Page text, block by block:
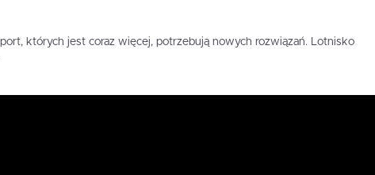
których jest coraz więcej, potrzebują nowych rozwiązań. Lotnisko